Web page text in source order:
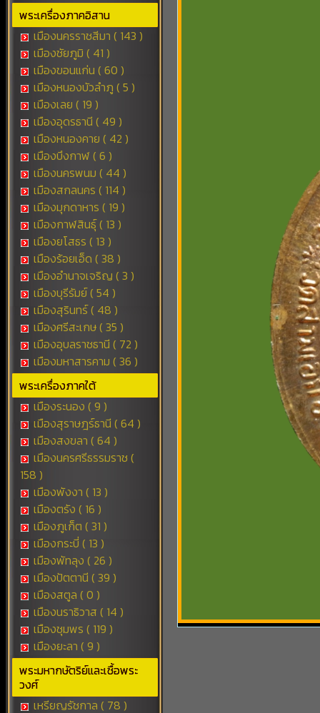
พระเครื่องภาคอิสาน
เมืองนครราชสีมา ( 143 )
เมืองชัยภูมิ ( 41 )
เมืองขอนแก่น ( 60 )
เมืองหนองบัวลำภู ( 5 )
เมืองเลย ( 19 )
เมืองอุดรธานี ( 49 )
เมืองหนองคาย ( 42 )
เมืองบึงกาฬ ( 6 )
เมืองนครพนม ( 44 )
เมืองสกลนคร ( 114 )
เมืองมุกดาหาร ( 19 )
เมืองกาฬสินธุ์ ( 13 )
เมืองยโสธร ( 13 )
เมืองร้อยเอ็ด ( 38 )
เมืองอำนาจเจริญ ( 3 )
เมืองบุรีรัมย์ ( 54 )
เมืองสุรินทร์ ( 48 )
เมืองศรีสะเกษ ( 35 )
เมืองอุบลราชธานี ( 72 )
เมืองมหาสารคาม ( 36 )
พระเครื่องภาคใต้
เมืองระนอง ( 9 )
เมืองสุราษฎร์ธานี ( 64 )
เมืองสงขลา ( 64 )
เมืองนครศรีธรรมราช (
158 )
เมืองพังงา ( 13 )
เมืองตรัง ( 16 )
เมืองภูเก็ต ( 31 )
เมืองกระบี่ ( 13 )
เมืองพัทลุง ( 26 )
เมืองปัตตานี ( 39 )
เมืองสตูล ( 0 )
เมืองนราธิวาส ( 14 )
เมืองชุมพร ( 119 )
เมืองยะลา ( 9 )
พระมหากษัตริย์และเชื้อพระ
วงศ์
เหรียญรัชกาล ( 78 )